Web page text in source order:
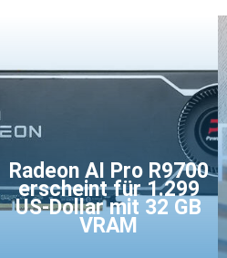
Radeon AI Pro R9700
erscheint für 1.299
US-Dollar mit 32 GB
VRAM